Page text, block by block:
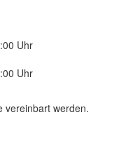
Uhr
Uhr
vereinbart werden.